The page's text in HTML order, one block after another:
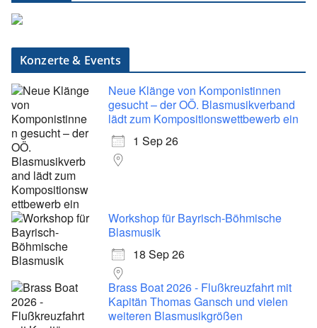
Konzerte & Events
Neue Klänge von Komponistinnen
gesucht – der OÖ. Blasmusikverband
lädt zum Kompositionswettbewerb ein
1 Sep 26
Workshop für Bayrisch-Böhmische
Blasmusik
18 Sep 26
Brass Boat 2026 - Flußkreuzfahrt mit
Kapitän Thomas Gansch und vielen
weiteren Blasmusikgrößen